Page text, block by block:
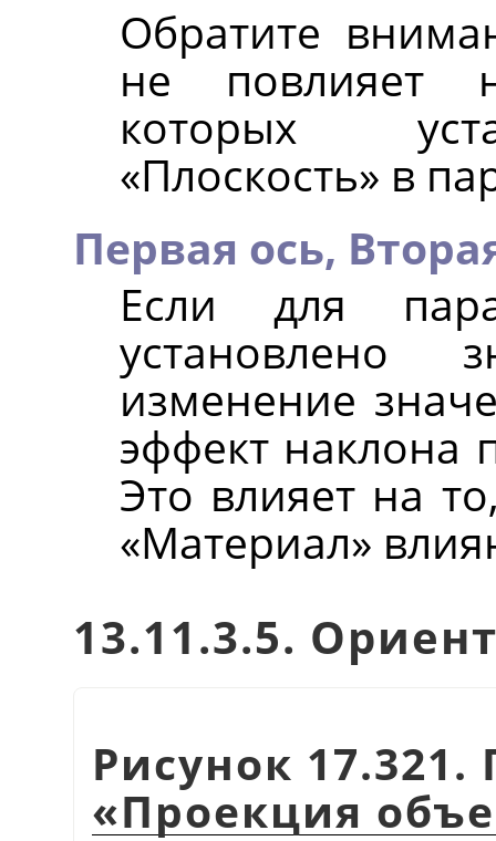
Обратите
не повлияет
которых
«Плоскость» в
Первая ось,
Если для
установлено
изменение
эффект наклона
Это влияет на
«Материал»
13.11.3.5.
Рисунок
«Проекция